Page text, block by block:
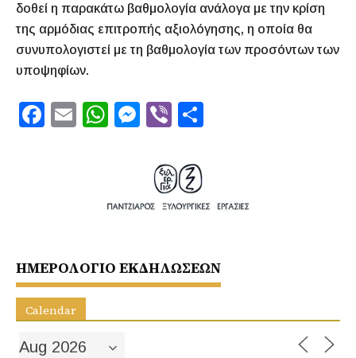
δοθεί η παρακάτω βαθμολογία ανάλογα με την κρίση
της αρμόδιας επιτροπής αξιολόγησης, η οποία θα
συνυπολογιστεί με τη βαθμολογία των προσόντων των
υποψηφίων.
F
o
k
E
W
A
p
M
e
g
er
Vi
er
ΗΜΕΡΟΛΟΓΙΟ ΕΚΔΗΛΩΣΕΩΝ
Calendar